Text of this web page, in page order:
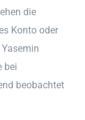
die
Konto oder
bei
beobachtet